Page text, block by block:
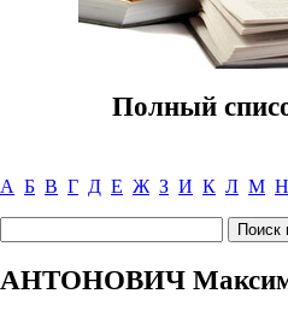
Полный
А Б В Г Д Е Ж З И К Л М Н
АНТОНОВИЧ Максим